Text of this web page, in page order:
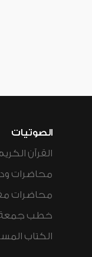
الصوتيات
القرآن
محاضرات
محاضرات
خطب
الكتاب